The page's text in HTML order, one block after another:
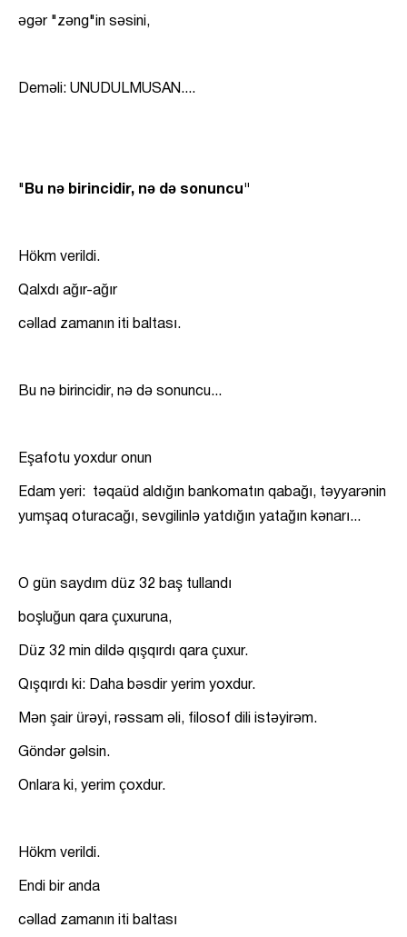
əgər "zəng"in səsini,
Deməli: UNUDULMUSAN....
" Bu nə birincidir, nə də sonuncu"
Hökm verildi.
Qalxdı ağır-ağır
cəllad zamanın iti baltası.
Bu nə birincidir, nə də sonuncu...
Eşafotu yoxdur onun
Edam yeri: təqaüd aldığın bankomatın qabağı, təyyarənin
yumşaq oturacağı, sevgilinlə yatdığın yatağın kənarı...
O gün saydım düz 32 baş tullandı
boşluğun qara çuxuruna,
Düz 32 min dildə qışqırdı qara çuxur.
Qışqırdı ki: Daha bəsdir yerim yoxdur.
Mən şair ürəyi, rəssam əli, filosof dili istəyirəm.
Göndər gəlsin.
Onlara ki, yerim çoxdur.
Hökm verildi.
Endi bir anda
cəllad zamanın iti baltası